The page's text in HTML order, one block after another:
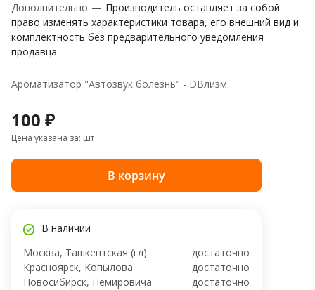
Дополнительно — Производитель оставляет за собой
право изменять характеристики товара, его внешний вид и
комплектность без предварительного уведомления
продавца.
Ароматизатор "Автозвук болезнь" - DBлизм
100 ₽
Цена указана за: шт
В корзину
В наличии
Москва, Ташкентская (гл)
достаточно
Красноярск, Копылова
достаточно
Новосибирск, ​Немировича
достаточно